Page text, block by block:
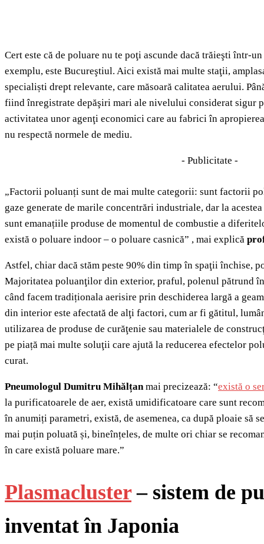
Cert este că de poluare nu te poţi ascunde dacă trăieşti într-
exemplu, este Bucureştiul. Aici există mai multe staţii,
specialiști drept relevante, care măsoară calitatea aerului.
fiind înregistrate depăşiri mari ale nivelului considerat sigur
activitatea unor agenţi economici care au fabrici în
nu respectă normele de mediu.
- Publicitate -
„Factorii poluanți sunt de mai multe categorii: sunt factorii
gaze generate de marile concentrări industriale, dar la
sunt emanațiile produse de momentul de combustie a
există o poluare indoor – o poluare casnică” , mai explică
Astfel, chiar dacă stăm peste 90% din timp în spaţii închise,
Majoritatea poluanţilor din exterior, praful, polenul pătrund
când facem tradiționala aerisire prin deschiderea largă a
din interior este afectată de alţi factori, cum ar fi gătitul,
utilizarea de produse de curăţenie sau materialele de
pe piață mai multe soluţii care ajută la reducerea efectelor
curat.
Pneumologul Dumitru Mihălțan mai precizează: “există o
la purificatoarele de aer, există umidificatoare care sunt
în anumiți parametri, există, de asemenea, ca după ploaie să
mai puțin poluată și, bineînțeles, de multe ori chiar se
în care există poluare mare.”
Plasmacluster– sistem de
inventat în Japonia